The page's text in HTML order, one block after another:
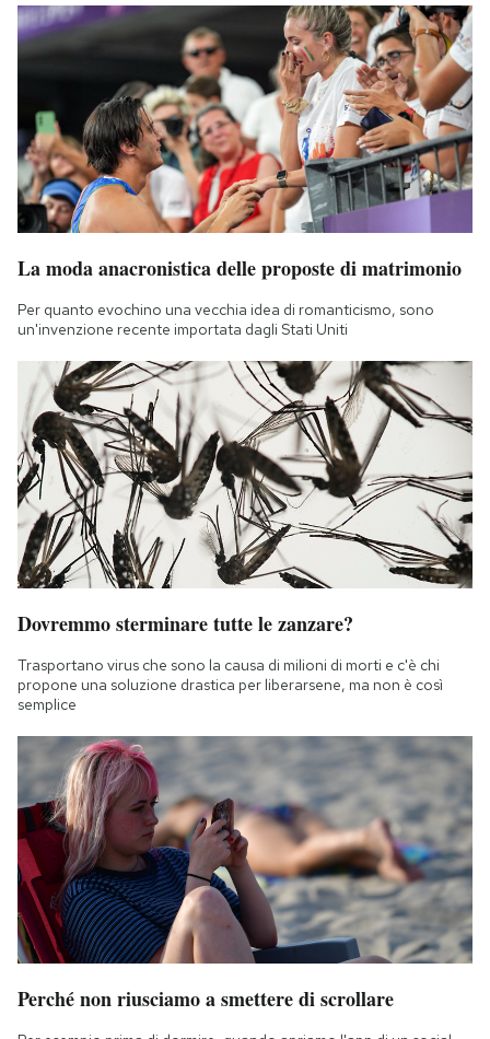
La moda anacronistica delle proposte di matrimonio
Per quanto evochino una vecchia idea di romanticismo, sono
un'invenzione recente importata dagli Stati Uniti
Dovremmo sterminare tutte le zanzare?
Trasportano virus che sono la causa di milioni di morti e c'è chi
propone una soluzione drastica per liberarsene, ma non è così
semplice
Perché non riusciamo a smettere di scrollare